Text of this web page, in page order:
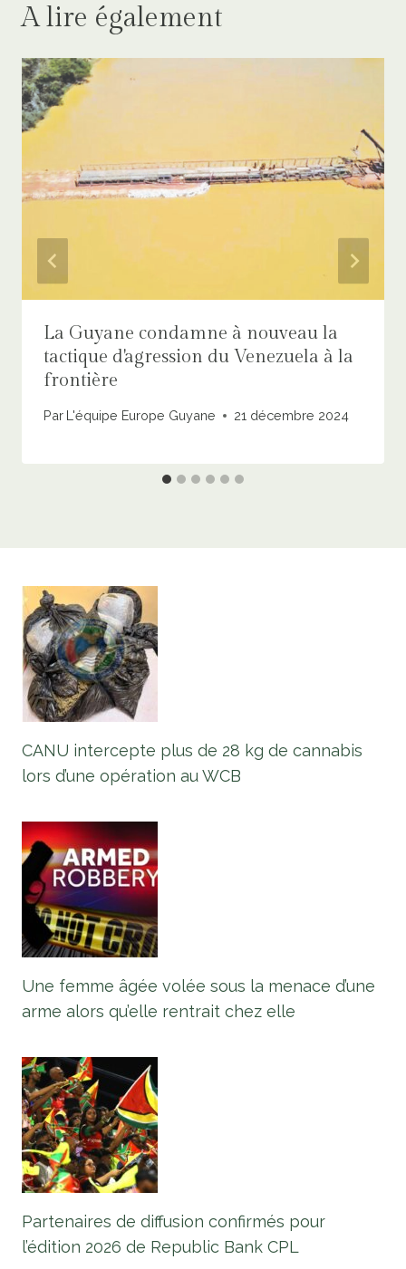
A lire également
La Guyane condamne à nouveau la
tactique d'agression du Venezuela à la
frontière
Par L'équipe Europe Guyane 21 décembre 2024
CANU intercepte plus de 28 kg de cannabis
lors d’une opération au WCB
Une femme âgée volée sous la menace d’une
arme alors qu’elle rentrait chez elle
Partenaires de diffusion confirmés pour
l’édition 2026 de Republic Bank CPL